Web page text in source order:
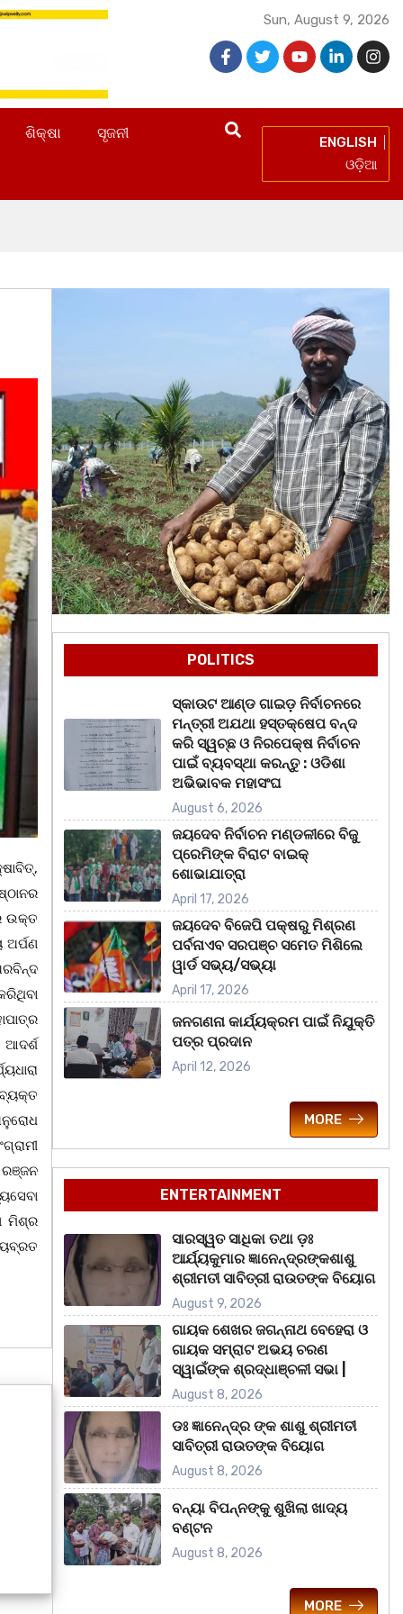
Sun, August 9, 2026
ଶିକ୍ଷା ସୃଜନୀ
ENGLISH
ଓଡ଼ିଆ
ଉକ୍ତ
ମିଶ୍ର
POLITICS
ସ୍କାଉଟ ଆଣ୍ଡ ଗାଇଡ଼ ନିର୍ବାଚନରେ
ମନ୍ତ୍ରୀ ଅଯଥା ହସ୍ତକ୍ଷେପ ବନ୍ଦ
କରି ସ୍ୱଚ୍ଛ ଓ ନିରପେକ୍ଷ ନିର୍ବାଚନ
ପାଇଁ ବ୍ୟବସ୍ଥା କରନ୍ତୁ : ଓଡିଶା
ଅଭିଭାବକ ମହାସଂଘ
August 6, 2026
ଜୟଦେବ ନିର୍ବାଚନ ମଣ୍ଡଳୀରେ ବିଜୁ
ପ୍ରେମିଙ୍କ ବିରାଟ ବାଇକ୍
ଶୋଭାଯାତ୍ରା
April 17, 2026
ଜୟଦେବ ବିଜେପି ପକ୍ଷରୁ ମିଶ୍ରଣ
ପର୍ବନାଏବ ସରପଞ୍ଚ ସମେତ ମିଶିଲେ
ୱାର୍ଡ ସଭ୍ୟ/ସଭ୍ୟା
April 17, 2026
ଜନଗଣନା କାର୍ଯ୍ୟକ୍ରମ ପାଇଁ ନିଯୁକ୍ତି
ପତ୍ର ପ୍ରଦାନ
April 12, 2026
MORE
ENTERTAINMENT
ସାରସ୍ୱତ ସାଧିକା ତଥା ଡ଼ଃ
ଆର୍ଯ୍ୟକୁମାର ଜ୍ଞାନେନ୍ଦ୍ରଙ୍କଶାଶୁ
ଶ୍ରୀମତୀ ସାବିତ୍ରୀ ରାଉତଙ୍କ ବିୟୋଗ
August 9, 2026
ଗାୟକ ଶେଖର ଜଗନ୍ନାଥ ବେହେରା ଓ
ଗାୟକ ସମ୍ରାଟ ଅଭୟ ଚରଣ
ସ୍ୱାଇଁଙ୍କ ଶ୍ରଦ୍ଧାଞ୍ଚଳୀ ସଭା |
August 8, 2026
ଡଃ ଜ୍ଞାନେନ୍ଦ୍ର ଙ୍କ ଶାଶୁ ଶ୍ରୀମତୀ
ସାବିତ୍ରୀ ରାଉତଙ୍କ ବିୟୋଗ
August 8, 2026
ବନ୍ୟା ବିପନ୍ନଙ୍କୁ ଶୁଖିଲା ଖାଦ୍ୟ
ବଣ୍ଟନ
August 8, 2026
MORE